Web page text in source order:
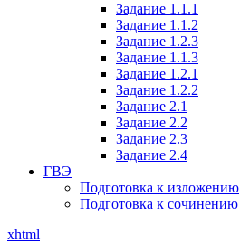
Задание 1.1.1
Задание 1.1.2
Задание 1.2.3
Задание 1.1.3
Задание 1.2.1
Задание 1.2.2
Задание 2.1
Задание 2.2
Задание 2.3
Задание 2.4
ГВЭ
Подготовка к изложению
Подготовка к сочинению
xhtml